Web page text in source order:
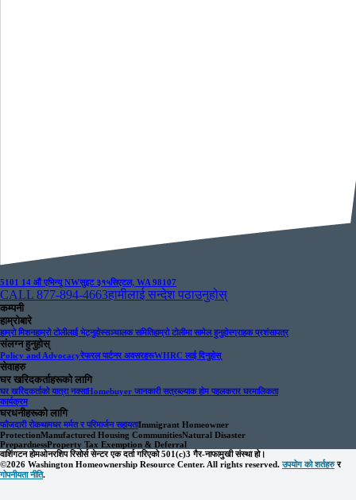
5101 14 औं एभिन्यू NWसुइट ३१५सिएटल, WA 98107
CALL 877-894-4663हामीलाई सन्देश पठाउनुहोस्
कम्पनी
हाम्रोबारे
हाम्रो मिशनहाम्रो टोलीलाई भेट्नुहोस्सञ्चालक समितिहाम्रो टोलीमा सामेल हुनुहोस्ग्राहक प्रशंसापत्र
संलग्न हुनुहोस्
Policy and Advocacyरेफरल पार्टनर अवसरहरूWHRC लाई दिनुहोस्
सेवाहरु
घर खरिदकर्ताहरूको लागि
घर खरिदकर्ताको यात्रा नक्साHomebuyer जानकारी सत्रब्ल्याक होम पहलकरार घरमालिकता
कार्यक्रम
घरधनीहरूको लागि
फौजदारी रोकथामघर मर्मत र परिमार्जन सहायताImmigrant Homeowner
ProtectionManufactured Housing CommunitiesNatural Disaster
PrepardnessProperty Tax Exemption & Deferral
वाशिंगटन होमओनरशिप रिसोर्स सेन्टर एक दर्ता गरिएको 501(c)3 गैर-नाफामुखी संस्था हो।
©2026 Washington Homeownership Resource Center. All rights reserved.उपयोग को शर्तहरुर
गोपनीयता नीति.